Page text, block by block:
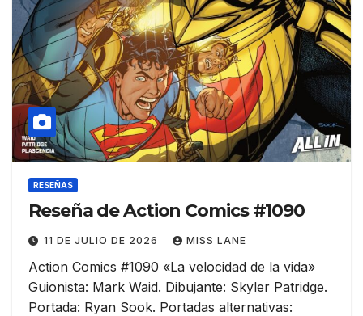
RESEÑAS
Reseña de Action Comics #1090
11 DE JULIO DE 2026 MISS LANE
Action Comics #1090 «La velocidad de la vida»
Guionista: Mark Waid. Dibujante: Skyler Patridge.
Portada: Ryan Sook. Portadas alternativas: